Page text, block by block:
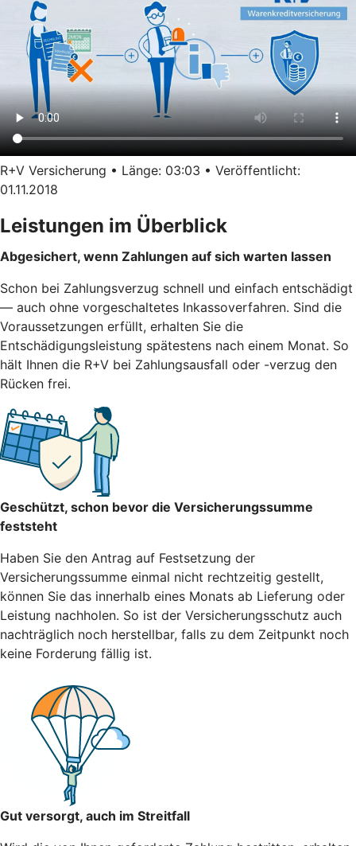
R+V Versicherung • Länge: 03:03 • Veröffentlicht:
01.11.2018
Leistungen im Überblick
Abgesichert, wenn Zahlungen auf sich warten lassen
Schon bei Zahlungsverzug schnell und einfach entschädigt
— auch ohne vorgeschaltetes Inkassoverfahren. Sind die
Voraussetzungen erfüllt, erhalten Sie die
Entschädigungsleistung spätestens nach einem Monat. So
hält Ihnen die R+V bei Zahlungsausfall oder -verzug den
Rücken frei.
Geschützt, schon bevor die Versicherungssumme
feststeht
Haben Sie den Antrag auf Festsetzung der
Versicherungssumme einmal nicht rechtzeitig gestellt,
können Sie das innerhalb eines Monats ab Lieferung oder
Leistung nachholen. So ist der Versicherungsschutz auch
nachträglich noch herstellbar, falls zu dem Zeitpunkt noch
keine Forderung fällig ist.
Gut versorgt, auch im Streitfall